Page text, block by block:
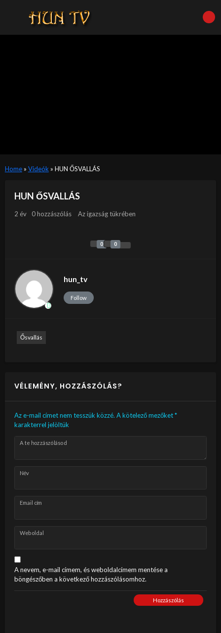
Home» Videók » HUN ŐSVALLÁS
HUN ŐSVALLÁS
2 év 0 hozzászólás Az igazság tükrében
0 0
hun_tv
Follow
Ősvallás
VÉLEMÉNY, HOZZÁSZÓLÁS?
Az e-mail címet nem tesszük közzé. A kötelező mezőket*
karakterrel jelöltük
A te hozzászólásod
Név
Email cím
Weboldal
A nevem, e-mail címem, és weboldalcímem mentése a
böngészőben a következő hozzászólásomhoz.
Hozzászólás